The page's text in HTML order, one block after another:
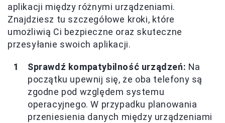
aplikacji między różnymi urządzeniami.
Znajdziesz tu szczegółowe kroki, które
umożliwią Ci bezpieczne oraz skuteczne
przesyłanie swoich aplikacji.
Sprawdź kompatybilność urządzeń: Na
początku upewnij się, że oba telefony są
zgodne pod względem systemu
operacyjnego. W przypadku planowania
przeniesienia danych między urządzeniami